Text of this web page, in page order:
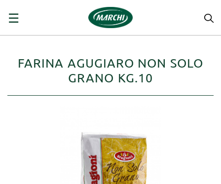
navigazione
☰
FARINA AGUGIARO NON SOLO
GRANO KG.10